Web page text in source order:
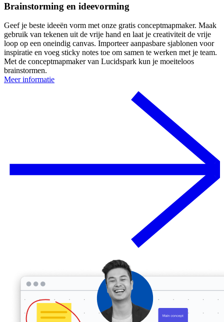
Brainstorming en ideevorming
Geef je beste ideeën vorm met onze gratis conceptmapmaker. Maak
gebruik van tekenen uit de vrije hand en laat je creativiteit de vrije
loop op een oneindig canvas. Importeer aanpasbare sjablonen voor
inspiratie en voeg sticky notes toe om samen te werken met je team.
Met de conceptmapmaker van Lucidspark kun je moeiteloos
brainstormen.
Meer informatie